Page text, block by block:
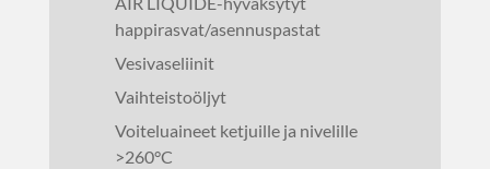
happirasvat/asennuspastat
Vesivaseliinit
Vaihteistoöljyt
Voiteluaineet ketjuille ja nivelille
>260°C